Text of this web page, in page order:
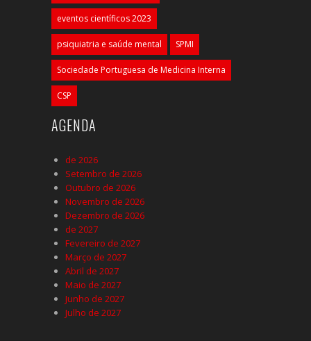
eventos científicos 2023
psiquiatria e saúde mental SPMI
Sociedade Portuguesa de Medicina Interna
CSP
AGENDA
de 2026
Setembro de 2026
Outubro de 2026
Novembro de 2026
Dezembro de 2026
de 2027
Fevereiro de 2027
Março de 2027
Abril de 2027
Maio de 2027
Junho de 2027
Julho de 2027